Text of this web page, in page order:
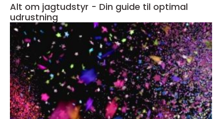
Alt om jagtudstyr - Din guide til optimal
udrustning